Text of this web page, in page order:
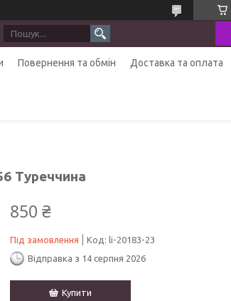
Повернення та обмін Доставка та оплата
Туреччина
850 ₴
Під замовлення Код: li-20183-23
Відправка з 14 серпня 2026
Купити